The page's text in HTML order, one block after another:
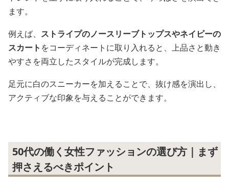
ます。
例えば、 ストライプのノースリーブトップスやネイビーの
スカート をコーディネートに取り入れると、上品さと動き
やすさを両立したスタイルが完成します。
足元に白のスニーカーを加えることで、抜け感を演出し、
アクティブな印象を与えることができます。
50代の働く女性ファッションの選び方｜まず
押さえるべきポイント